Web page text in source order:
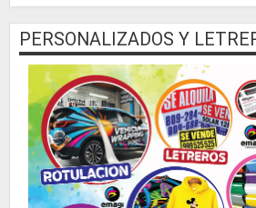
PERSONALIZADOS Y